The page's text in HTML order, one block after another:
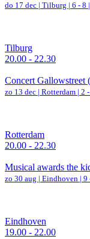
do 17 dec | Tilburg | 6 - 8
Tilburg
20.00 - 22.30
Concert Gallowstreet
zo 13 dec | Rotterdam | 2
Rotterdam
20.00 - 22.30
Musical awards the
zo 30 aug | Eindhoven | 9
Eindhoven
19.00 - 22.00